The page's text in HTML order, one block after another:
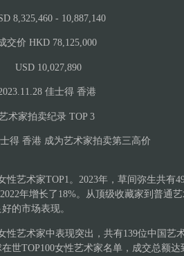
8,325,460 - 10,887,140
交价 HKD 78,125,000
USD 10,027,890
佳士得 香港
术家拍卖纪录 TOP 3
得 香港 成为艺术家拍卖第三高价
艺术家TOP1。2023年，草间弥生共有
年增长了18%。从顶级收藏家到普通
的市场表现。
性艺术家中表现突出，共有139位中国艺
世TOP100女性艺术家名单，成交总额达